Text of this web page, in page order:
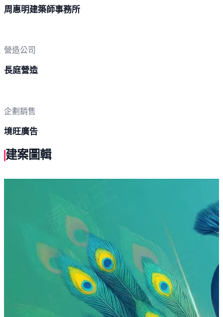
周惠明建築師事務所
營造公司
長庭營造
企劃銷售
境旺廣告
建案圖輯